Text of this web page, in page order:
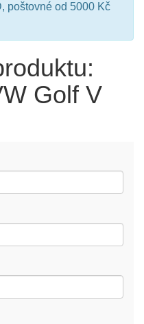
poštovné od 5000 Kč
Golf V